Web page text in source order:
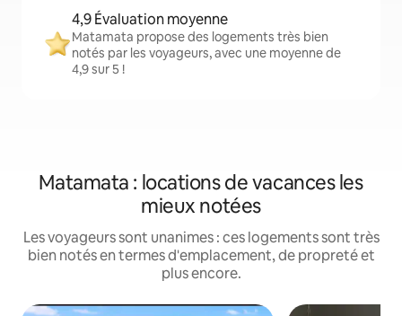
4,9 Évaluation moyenne
Matamata propose des logements très bien
notés par les voyageurs, avec une moyenne de
4,9 sur 5 !
Matamata : locations de vacances les
mieux notées
Les voyageurs sont unanimes : ces logements sont très
bien notés en termes d'emplacement, de propreté et
plus encore.